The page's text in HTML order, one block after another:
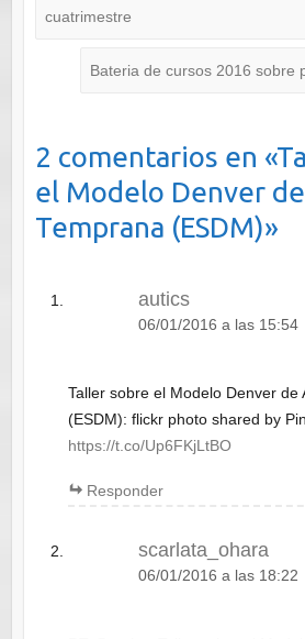
cuatrimestre
Bateria de cursos 2016 sobre
2 comentarios en «
el Modelo Denver
Temprana (ESDM)»
autics
06/01/2016 a las 15:54
Taller sobre el Modelo Denver de
(ESDM): flickr photo shared by
https://t.co/Up6FKjLtBO
Responder
scarlata_ohara
06/01/2016 a las 18:22